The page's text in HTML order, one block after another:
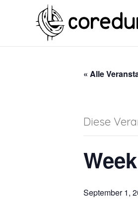
« Alle
Diese
September 1,